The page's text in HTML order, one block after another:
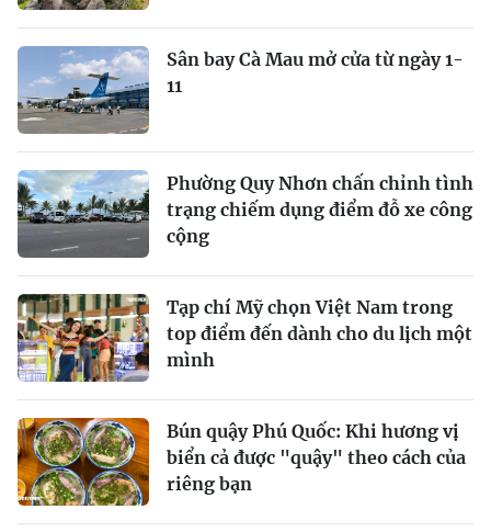
Sân bay Cà Mau mở cửa từ ngày 1-
11
Phường Quy Nhơn chấn chỉnh tình
trạng chiếm dụng điểm đỗ xe công
cộng
Tạp chí Mỹ chọn Việt Nam trong
top điểm đến dành cho du lịch một
mình
Bún quậy Phú Quốc: Khi hương vị
biển cả được "quậy" theo cách của
riêng bạn